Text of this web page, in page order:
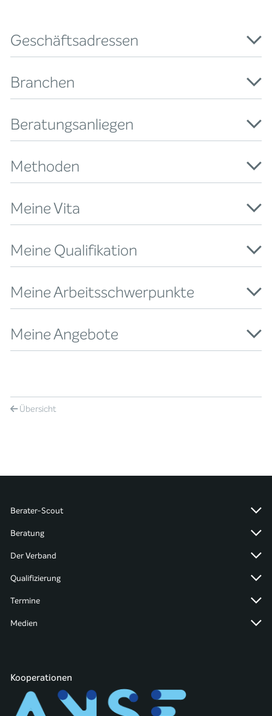
Geschäftsadressen
Branchen
Beratungsanliegen
Methoden
Meine Vita
Meine Qualifikation
Meine Arbeitsschwerpunkte
Meine Angebote
Übersicht
Berater-Scout
Beratung
Der Verband
Qualifizierung
Termine
Medien
Kooperationen